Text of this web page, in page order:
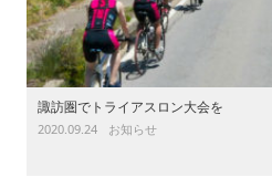
諏訪圏でトライアスロン大会を
2020.09.24 お知らせ